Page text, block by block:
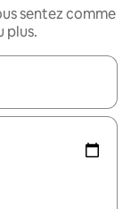
sentez comme
plus.
flèches vers le